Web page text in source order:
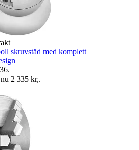
skruvstäd med komplett
.
2 335 kr,.